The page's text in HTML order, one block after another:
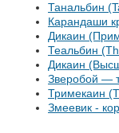
Танальбин
Карандаши
Дикаин
Теальбин
Дикаин
Зверобой —
Тримекаин
Змеевик -